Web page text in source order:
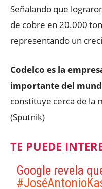
Señalando que
de cobre en 20.000
representando un
Codelco es la
importante del
constituye cerca de la
(Sputnik)
TE PUEDE
Google revela